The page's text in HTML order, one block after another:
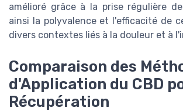
amélioré grâce à la prise régulière
ainsi la polyvalence et l'efficacité de
divers contextes liés à la douleur et à
Comparaison des
d'Application du CBD
Récupération